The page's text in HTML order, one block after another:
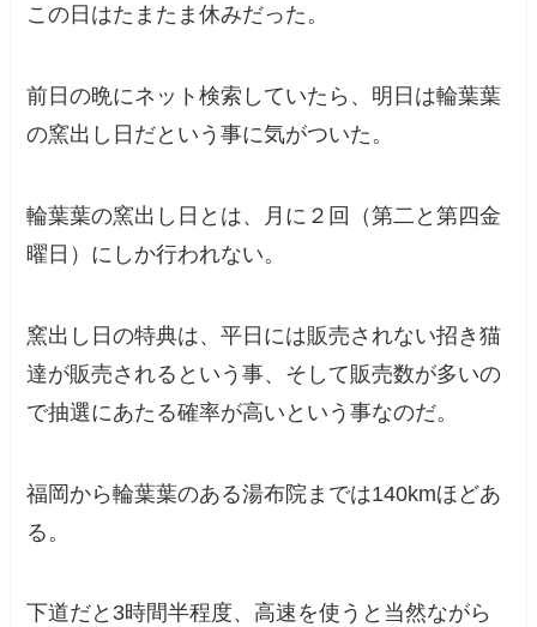
この日はたまたま休みだった。
前日の晩にネット検索していたら、明日は輪葉葉
の窯出し日だという事に気がついた。
輪葉葉の窯出し日とは、月に２回（第二と第四金
曜日）にしか行われない。
窯出し日の特典は、平日には販売されない招き猫
達が販売されるという事、そして販売数が多いの
で抽選にあたる確率が高いという事なのだ。
福岡から輪葉葉のある湯布院までは140kmほどあ
る。
下道だと3時間半程度、高速を使うと当然ながら